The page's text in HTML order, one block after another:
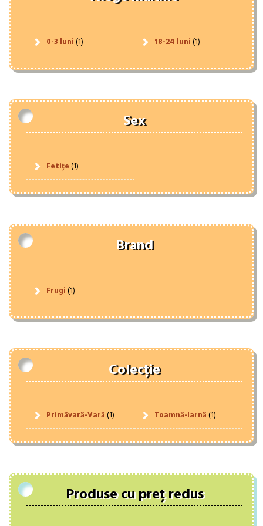
0-3 luni(1) 18-24 luni(1)
Sex
Fetițe(1)
Brand
Frugi(1)
Colecție
Primăvară-Vară(1) Toamnă-Iarnă(1)
Produse cu preț redus